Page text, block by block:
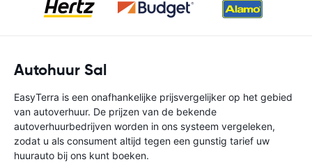
Autohuur Sal
EasyTerra is een onafhankelijke prijsvergelijker op het gebied
van autoverhuur. De prijzen van de bekende
autoverhuurbedrijven worden in ons systeem vergeleken,
zodat u als consument altijd tegen een gunstig tarief uw
huurauto bij ons kunt boeken.